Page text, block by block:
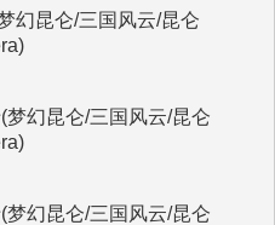
幻昆仑/三国风云/昆仑
幻昆仑/三国风云/昆仑
幻昆仑/三国风云/昆仑